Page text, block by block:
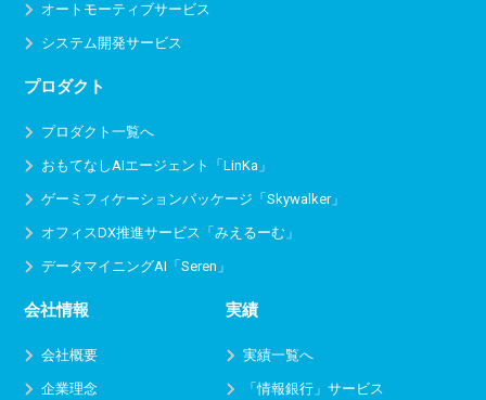
オートモーティブサービス
システム開発サービス
プロダクト
プロダクト一覧へ
おもてなしAIエージェント「LinKa」
ゲーミフィケーションパッケージ「Skywalker」
オフィスDX推進サービス 「みえるーむ」
データマイニングAI「Seren」
会社情報
会社概要
企業理念
実績
実績一覧へ
「情報銀行」サービス